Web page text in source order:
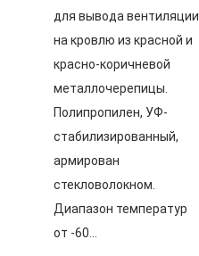
для вывода вентиляции
на кровлю из красной и
красно-коричневой
металлочерепицы.
Полипропилен, УФ-
стабилизированный,
армирован
стекловолокном.
Диапазон температур
от -60…